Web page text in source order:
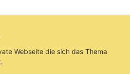
Webseite die sich das Thema